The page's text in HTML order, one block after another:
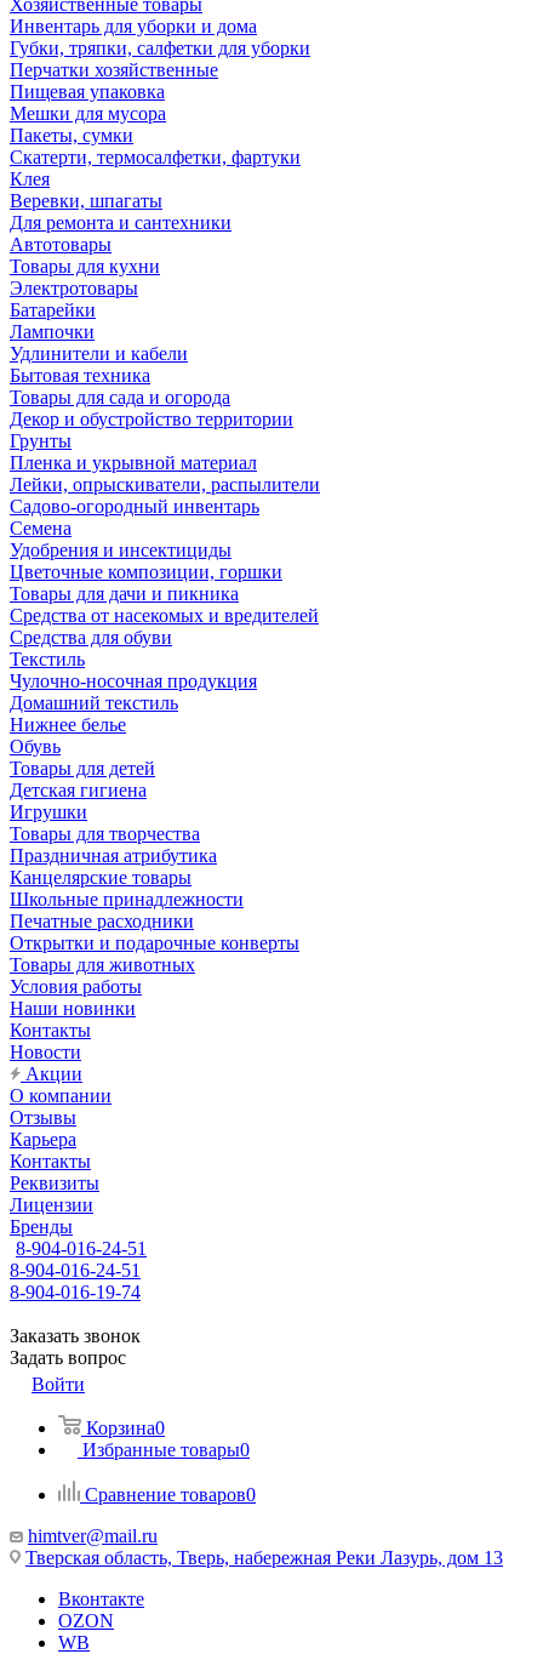
Хозяйственные товары
Инвентарь для уборки и дома
Губки, тряпки, салфетки для уборки
Перчатки хозяйственные
Пищевая упаковка
Мешки для мусора
Пакеты, сумки
Скатерти, термосалфетки, фартуки
Клея
Веревки, шпагаты
Для ремонта и сантехники
Автотовары
Товары для кухни
Электротовары
Батарейки
Лампочки
Удлинители и кабели
Бытовая техника
Товары для сада и огорода
Декор и обустройство территории
Грунты
Пленка и укрывной материал
Лейки, опрыскиватели, распылители
Садово-огородный инвентарь
Семена
Удобрения и инсектициды
Цветочные композиции, горшки
Товары для дачи и пикника
Средства от насекомых и вредителей
Средства для обуви
Текстиль
Чулочно-носочная продукция
Домашний текстиль
Нижнее белье
Обувь
Товары для детей
Детская гигиена
Игрушки
Товары для творчества
Праздничная атрибутика
Канцелярские товары
Школьные принадлежности
Печатные расходники
Открытки и подарочные конверты
Товары для животных
Условия работы
Наши новинки
Контакты
Новости
Акции
О компании
Отзывы
Карьера
Контакты
Реквизиты
Лицензии
Бренды
8-904-016-24-51
8-904-016-24-51
8-904-016-19-74
Заказать звонок
Задать вопрос
Войти
Корзина0
Избранные товары0
Сравнение товаров0
himtver@mail.ru
Тверская область, Тверь, набережная Реки Лазурь, дом 13
Вконтакте
OZON
WB